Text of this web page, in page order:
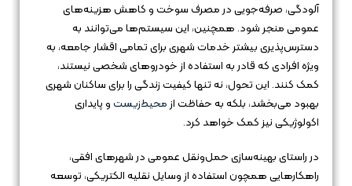
آلودگی، صرفه‌جویی در مصرف سوخت و کاهش هزینه‌های
عمومی منجر شود. همچنین، این سیستم‌ها می‌توانند به
دسترس‌پذیری بیشتر خدمات شهری برای تمامی اقشار جامعه، به
ویژه افرادی که قادر به استفاده از خودروهای شخصی نیستند،
کمک کنند. این تحول، نه تنها کیفیت زندگی را برای ساکنان شهری
بهبود می‌بخشد، بلکه به حفاظت ازمحیط‌زیستو پایداری
اکولوژیکی نیز کمک خواهد کرد.
در راستای بهینه‌سازی حمل‌ونقل عمومی در شهرهای افقی،
راهکارهایی همچون استفاده از وسایل نقلیه الکتریکی، توسعه